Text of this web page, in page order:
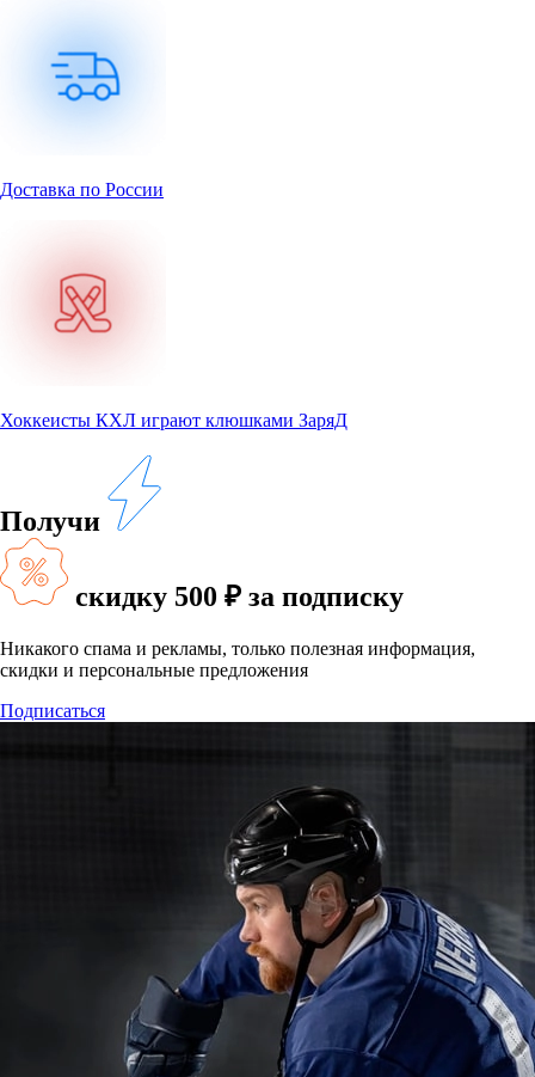
Доставка по России
Хоккеисты КХЛ играют клюшками ЗаряД
Получи
скидку 500 ₽ за подписку
Никакого спама и рекламы, только полезная информация,
скидки и персональные предложения
Подписаться